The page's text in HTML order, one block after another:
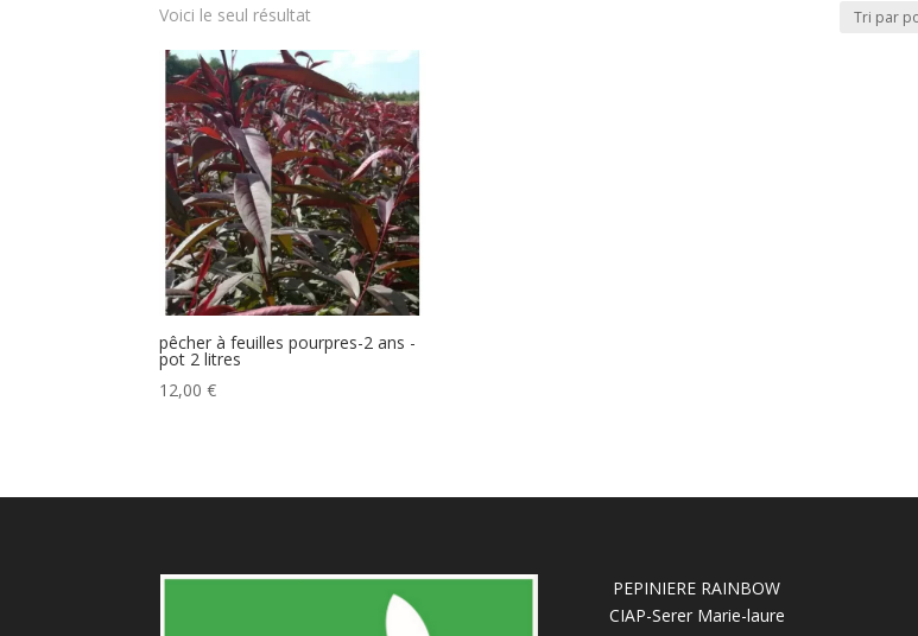
Voici le seul résultat
pêcher à feuilles pourpres-2 ans -
pot 2 litres
12,00€
PEPINIERE RAINBOW
CIAP-Serer Marie-laure